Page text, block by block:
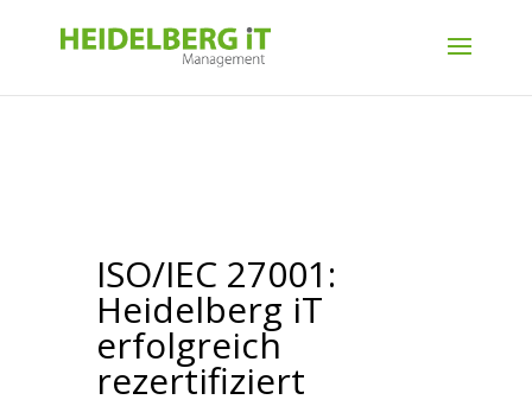
ISO/IEC 27001:
Heidelberg iT
erfolgreich
rezertifiziert